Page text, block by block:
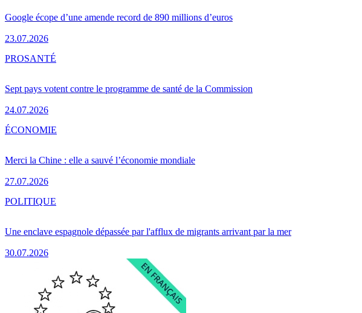
Google écope d’une amende record de 890 millions d’euros
23.07.2026
Sept pays votent contre le programme de santé de la Commission
24.07.2026
PROSANTÉ
Merci la Chine : elle a sauvé l’économie mondiale
27.07.2026
ÉCONOMIE
Une enclave espagnole dépassée par l'afflux de migrants arrivant par la mer
30.07.2026
POLITIQUE